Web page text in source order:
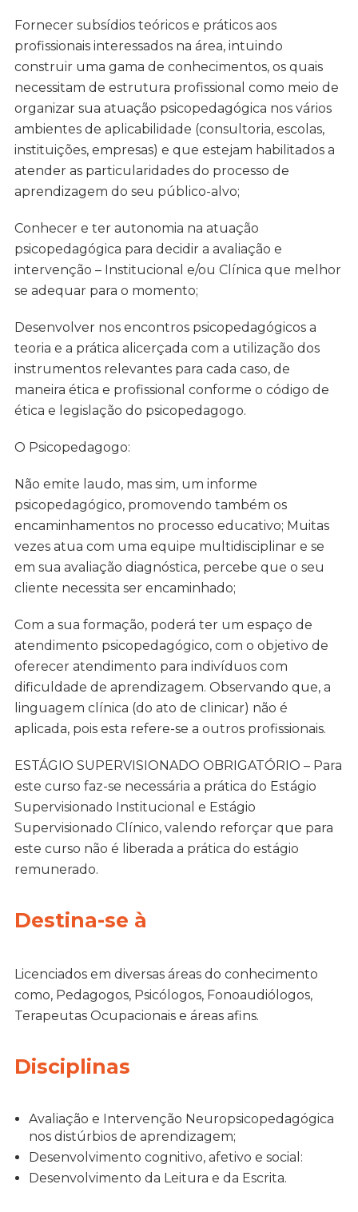
Fornecer subsídios teóricos e práticos aos
profissionais interessados na área, intuindo
construir uma gama de conhecimentos, os quais
necessitam de estrutura profissional como meio de
organizar sua atuação psicopedagógica nos vários
ambientes de aplicabilidade (consultoria, escolas,
instituições, empresas) e que estejam habilitados a
atender as particularidades do processo de
aprendizagem do seu público-alvo;
Conhecer e ter autonomia na atuação
psicopedagógica para decidir a avaliação e
intervenção – Institucional e/ou Clínica que melhor
se adequar para o momento;
Desenvolver nos encontros psicopedagógicos a
teoria e a prática alicerçada com a utilização dos
instrumentos relevantes para cada caso, de
maneira ética e profissional conforme o código de
ética e legislação do psicopedagogo.
O Psicopedagogo:
Não emite laudo, mas sim, um informe
psicopedagógico, promovendo também os
encaminhamentos no processo educativo; Muitas
vezes atua com uma equipe multidisciplinar e se
em sua avaliação diagnóstica, percebe que o seu
cliente necessita ser encaminhado;
Com a sua formação, poderá ter um espaço de
atendimento psicopedagógico, com o objetivo de
oferecer atendimento para indivíduos com
dificuldade de aprendizagem. Observando que, a
linguagem clínica (do ato de clinicar) não é
aplicada, pois esta refere-se a outros profissionais.
ESTÁGIO SUPERVISIONADO OBRIGATÓRIO – Para
este curso faz-se necessária a prática do Estágio
Supervisionado Institucional e Estágio
Supervisionado Clínico, valendo reforçar que para
este curso não é liberada a prática do estágio
remunerado.
Destina-se à
Licenciados em diversas áreas do conhecimento
como, Pedagogos, Psicólogos, Fonoaudiólogos,
Terapeutas Ocupacionais e áreas afins.
Disciplinas
Avaliação e Intervenção Neuropsicopedagógica
nos distúrbios de aprendizagem;
Desenvolvimento cognitivo, afetivo e social:
Desenvolvimento da Leitura e da Escrita.